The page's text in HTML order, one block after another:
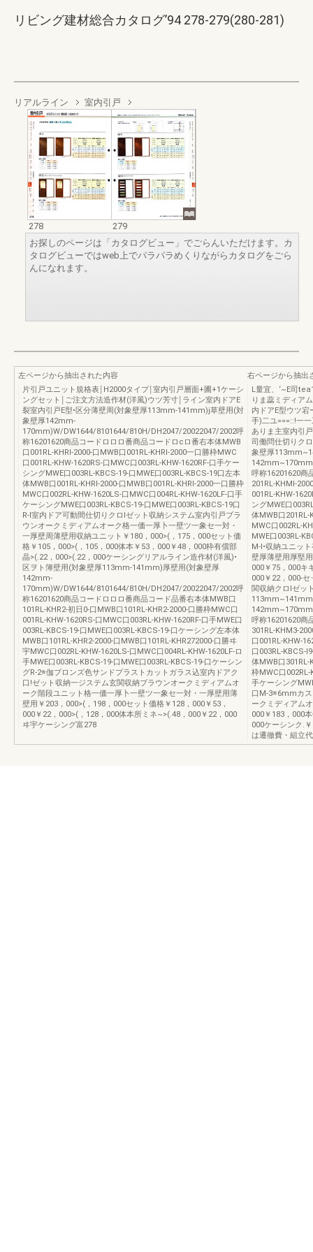
リビング建材総合カタログ’94 278-279(280-281)
リアルライン 室内引戸
278
279
お探しのページは「カタログビュー」でごらんいただけます。カ
タログビューではweb上でパラパラめくりながらカタログをごら
んになれます。
左ページから抽出された内容
片引戸ユニット規格表￨H2000タイプ￨室内引戸層面+圃+1ケーシ
ングセット￨ご注文方法造作材(洋風)ウツ芳寸￨ライン室内ドアE
裂室内引戸E型•区分薄壁周(対象壁厚113mm-141mm)j草壁用(対
象壁厚142mm-
170mm)W/DW1644/8101644/810H/DH2047/20022047/2002呼
称16201620商品コードロロロ番商品コードロcロ番右本体MWB
口001RL-KHRI-2000-口MWB口001RL-KHRI-2000一口勝枠MWC
口001RL-KHW-1620RS-口MWC口003RL-KHW-1620RF-口手ケー
シングMWE口003RL-KBCS-19-口MWE口003RL-KBCS-19口左本
体MWB口001RL-KHRI-2000-口MWB口001RL-KHRI-2000一口勝枠
MWC口002RL-KHW-1620LS-口MWC口004RL-KHW-1620LF-口手
ケーシングMWE口003RL-KBCS-19-口MWE口003RL-KBCS-19口
R-l室内ドア可動間仕切りクロlゼット収納システム室内引戸ブラ
ウンオークミディアムオーク格一価一厚卜一壁ツ一象セ一対・
一厚壁周薄壁用収納ユニット￥180，000>(，175，000セット価
格￥105，000>(，105，000体本￥53，000￥48，000枠有償部
晶>(.22，000>(.22，000ケーシングリアルライン造作材(洋風)•
区ヲト簿壁用(対象壁厚113mm-141mm)厚壁用(対象壁厚
142mm-
170mm)W/DW1644/8101644/810H/DH2047/20022047/2002呼
称16201620商品コードロロロ番商品コード品番右本体MWB口
101RL-KHR2-初日0-口MWB口101RL-KHR2-2000-口勝枠MWC口
001RL-KHW-1620RS-口MWC口003RL-KHW-1620RF-口手MWE口
003RL-KBCS-19-口MWE口003RL-KBCS-19-口ケーシング左本体
MWB口101RL-KHR2-2000-口MWB口101RL-KHR272000-口勝ヰ
宇MWC口002RL-KHW-1620LS-口MWC口004RL-KHW-1620LF-ロ
手MWE口003RL-KBCS-19-口MWE口003RL-KBCS-19-口ケーシン
グR-2※伽ブロンズ色サンドプラストカットガラス込室内ドアク
口!ゼット収納一ジステム玄関収納ブラウンオークミディアムオ
ーク階段ユニット格一価一厚卜一壁ツ一象セ一対・一厚壁用薄
壁用￥203，000>(，198，000セット価格￥128，000￥53，
000￥22，000>(，128，000体本所ミネ~>(.48，000￥22，000
ヰ宇ケーシング富278
右ページから抽出
L量宜、‘~E司
りま蕊ミディア
内ドアE型ウツ
手)二ユ===::!一
ありま主室内引
司働問仕切りク
象壁厚
呼称16201620商
201RL-KHMI-
001RL-KHW-
ングMWE口
体MWB口201RL-
MWC口002RL-
MWE口003RL-
M-l•収納ユニッ
壁厚薄壁用厚堅
000￥75，000キ
000￥22，000-
関収納クロlゼッ
呼称16201620商
301RL-KHM3-
口001RL-KHW-
口003RL-KBCS-
体MWB口301RL-
枠MWC口002RL-
手ケーシング
口M-3※6mmカス
ークミディアム
000￥183，000
000ケーシンク.
は遷徹費・組立